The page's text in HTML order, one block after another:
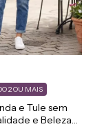
e Tule sem
e Beleza
2 OU MAIS